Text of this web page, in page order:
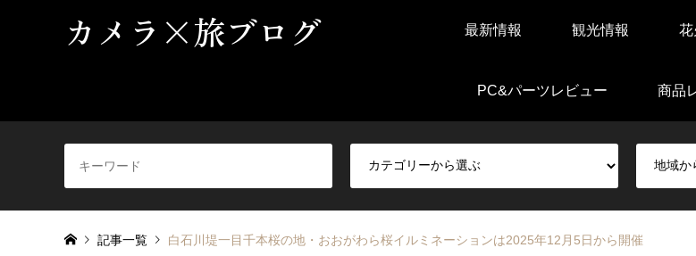
カメラ×旅ブログ 最新情報 観光情報 花
PC&パーツレビュー 商品
記事一覧 白石川堤一目千本桜の地・おおがわら桜イルミネーションは2025年12月5日から開催